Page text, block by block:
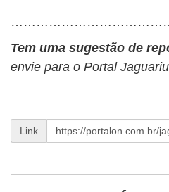
Tem uma sugestão de
envie para o Portal
Link